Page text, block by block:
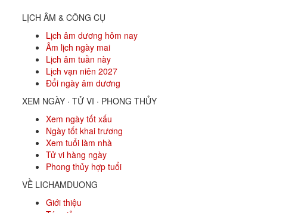
LỊCH ÂM & CÔNG CỤ
Lịch âm dương hôm nay
Âm lịch ngày mai
Lịch âm tuần này
Lịch vạn niên 2027
Đổi ngày âm dương
XEM NGÀY · TỬ VI · PHONG THỦY
Xem ngày tốt xấu
Ngày tốt khai trương
Xem tuổi làm nhà
Tử vi hàng ngày
Phong thủy hợp tuổi
VỀ LICHAMDUONG
Giới thiệu